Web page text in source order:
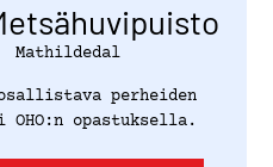
Mathildedal
perheiden
opastuksella.